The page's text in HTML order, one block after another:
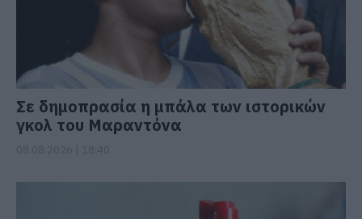
Σε δημοπρασία η μπάλα των ιστορικών
γκολ του Μαραντόνα